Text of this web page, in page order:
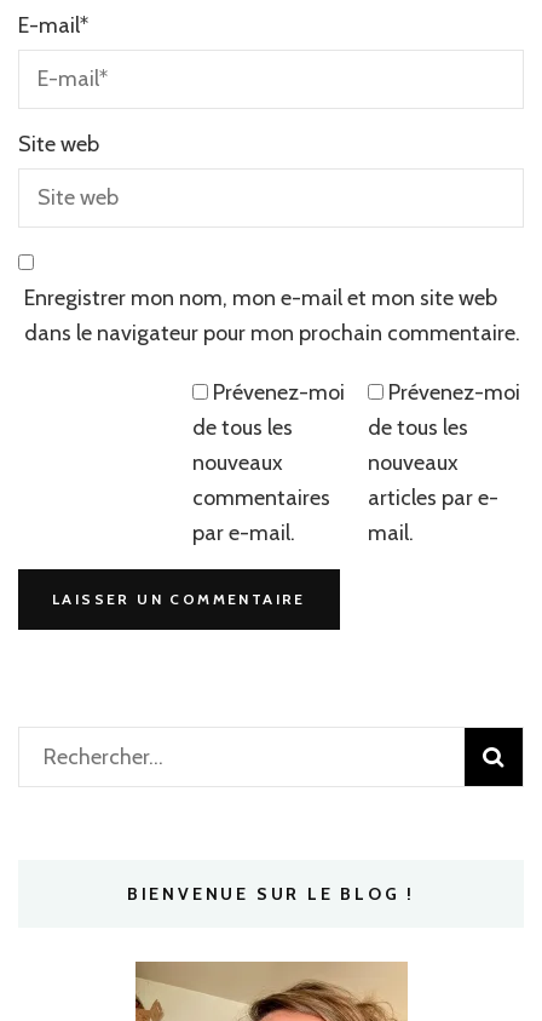
E-mail*
Site web
Enregistrer mon nom, mon e-mail et mon site web
dans le navigateur pour mon prochain commentaire.
Prévenez-moi
de tous les
nouveaux
commentaires
par e-mail.
Prévenez-moi
de tous les
nouveaux
articles par e-
mail.
Rechercher :
BIENVENUE SUR LE BLOG !